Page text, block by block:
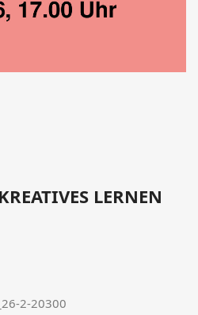
LERNEN
2-20300